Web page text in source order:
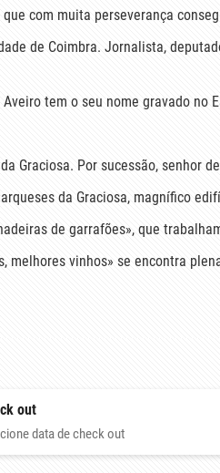
com muita perseverança
de Coimbra. Jornalista,
tem o seu nome gravado no
Graciosa. Por sucessão, senhor
da Graciosa, magnífico
de garrafões», que
melhores vinhos» se encontra
out
data de check out